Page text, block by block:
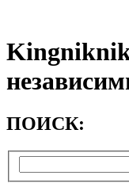
Kingniknik
ПОИСК: